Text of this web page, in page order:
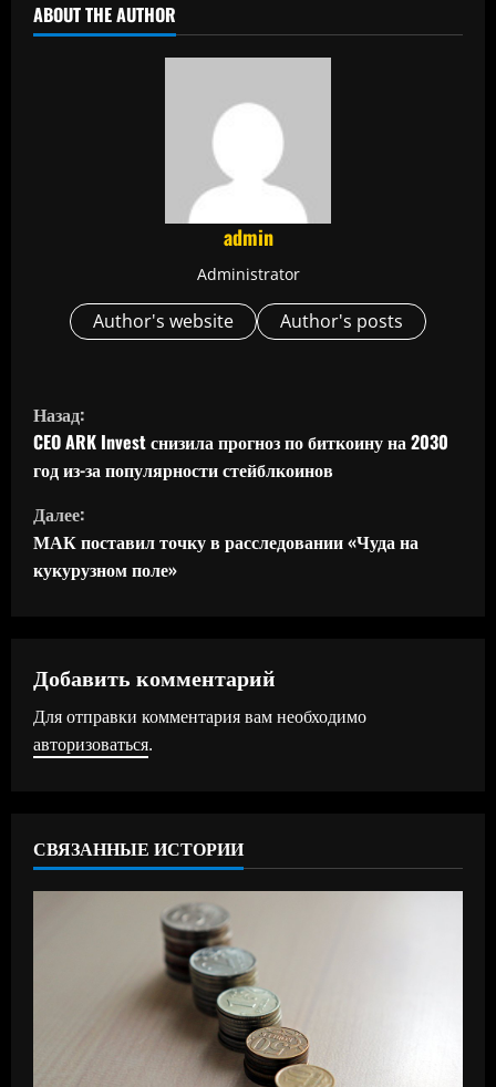
ABOUT THE AUTHOR
admin
Administrator
Author's website Author's posts
П
р
о
д
о
ж
и
ч
Назад:
CEO ARK Invest снизила прогноз по биткоину на 2030
год из-за популярности стейблкоинов
Далее:
МАК поставил точку в расследовании «Чуда на
кукурузном поле»
Добавить комментарий
Для отправки комментария вам необходимо
авторизоваться.
СВЯЗАННЫЕ ИСТОРИИ